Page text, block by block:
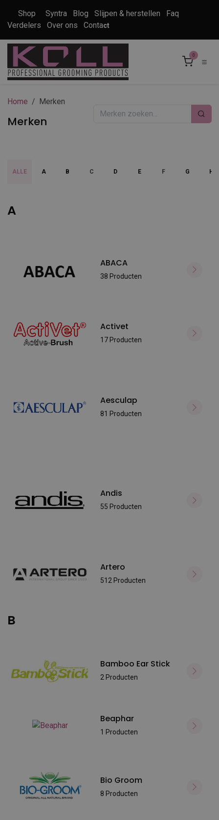
Shop Syntra Blog Slijpen & herstellen
Faq
Verdelers
Over ons Contact
0
Home Merken
Merken
ALLE A B C D E F G H
A
ABACA
38 Producten
Activet
17 Producten
Aesculap
81 Producten
Andis
55 Producten
Artero
512 Producten
B
Bamboo Ear Stick
2 Producten
Beaphar
1 Producten
Bio Groom
8 Producten